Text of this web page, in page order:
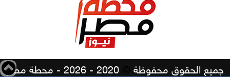
جميع الحقوق محفوظة 2020 - 2026 - محطة مصر